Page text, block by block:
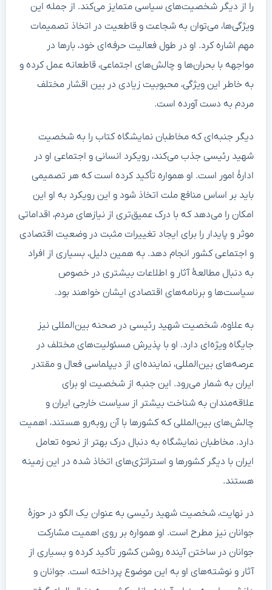
را از دیگر شخصیت‌های سیاسی متمایز می‌کند. از جمله این
ویژگی‌ها، می‌توان به شجاعت و قاطعیت در اتخاذ تصمیمات
مهم اشاره کرد. او در طول فعالیت حرفه‌ای خود، بارها در
مواجهه با بحران‌ها و چالش‌های اجتماعی، قاطعانه عمل کرده و
به خاطر این ویژگی، محبوبیت زیادی در بین اقشار مختلف
مردم به دست آورده است.
دیگر جنبه‌ای که مخاطبان نمایشگاه کتاب را به شخصیت
شهید رئیسی جذب می‌کند، رویکرد انسانی و اجتماعی او در
ادارهٔ امور است. او همواره تأکید کرده است که هر تصمیمی
باید بر اساس منافع ملت اتخاذ شود و این رویکرد به او این
امکان را می‌دهد که با درک عمیق‌تری از نیازهای مردم، اقداماتی
موثر و پایدار را برای ایجاد تغییرات مثبت در وضعیت اقتصادی
و اجتماعی کشور انجام دهد. به همین دلیل، بسیاری از افراد
به دنبال مطالعهٔ آثار و اطلاعات بیشتری در خصوص
سیاست‌ها و برنامه‌های اقتصادی ایشان خواهند بود.
به علاوه، شخصیت شهید رئیسی در صحنه بین‌المللی نیز
جایگاه ویژه‌ای دارد. او با پذیرش مسئولیت‌های مختلف در
عرصه‌های بین‌المللی، نماینده‌ای از دیپلماسی فعال و مقتدر
ایران به شمار می‌رود. این جنبه از شخصیت او برای
علاقه‌مندان به شناخت بیشتر از سیاست خارجی ایران و
چالش‌های بین‌المللی که کشورها با آن روبه‌رو هستند، اهمیت
دارد. مخاطبان نمایشگاه به دنبال درک بهتر از نحوه تعامل
ایران با دیگر کشورها و استراتژی‌های اتخاذ شده در این زمینه
هستند.
در نهایت، شخصیت شهید رئیسی به عنوان یک الگو در حوزه‌ٔ
جوانان نیز مطرح است. او همواره بر روی اهمیت مشارکت
جوانان در ساختن آینده روشن کشور تأکید کرده و بسیاری از
آثار و نوشته‌های او به این موضوع پرداخته است. جوانان و